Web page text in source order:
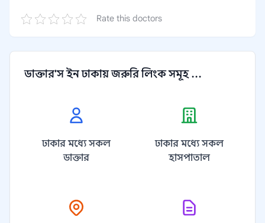
Rate this doctors
ডাক্তার'স ইন ঢাকায় জরুরি লিংক সমূহ ...
ঢাকার মধ্যে সকল
ডাক্তার
ঢাকার মধ্যে সকল
হাসপাতাল